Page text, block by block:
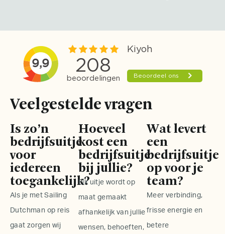
Veelgestelde vragen
Is zo’n
bedrijfsuitje
voor
iedereen
toegankelijk?
Als je met Sailing
Dutchman op reis
gaat zorgen wij
Hoeveel
kost een
bedrijfsuitje
bij jullie?
Elk uitje wordt op
maat gemaakt
afhankelijk van jullie
wensen, behoeften,
Wat levert
een
bedrijfsuitje
op voor je
team?
Meer verbinding,
frisse energie en
betere